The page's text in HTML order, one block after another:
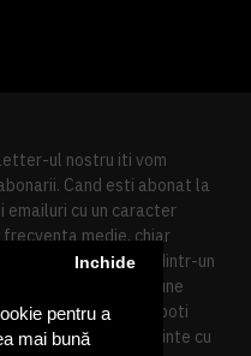
pentru a
mai bună
Inchide
ul nostru iti vom
Cand esti abonat la
cu un caracter
medie, chiar
poti urma linkul dintr-un
inregistrat ai o sectiune
si de asemenea ne poti
intrebari sau cerinte cu